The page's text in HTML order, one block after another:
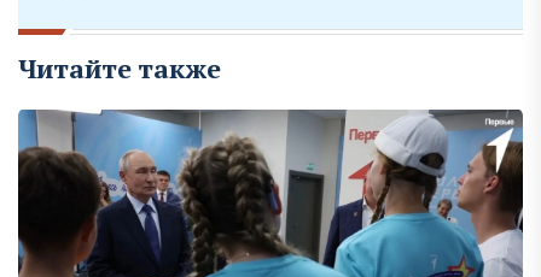
Читайте также